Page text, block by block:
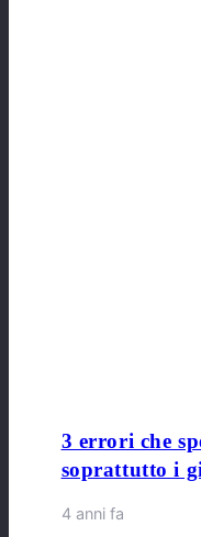
3 errori che
soprattutto i
4 anni fa